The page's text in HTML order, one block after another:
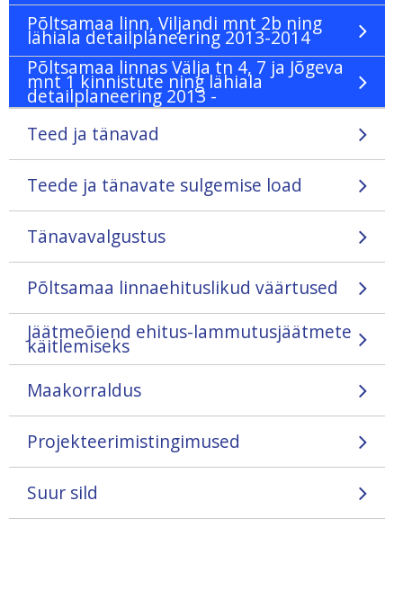
Põltsamaa linn, Viljandi mnt 2b ning
lähiala detailplaneering 2013-2014
Põltsamaa linnas Välja tn 4, 7 ja Jõgeva
mnt 1 kinnistute ning lähiala
detailplaneering 2013 -
Teed ja tänavad
Teede ja tänavate sulgemise load
Tänavavalgustus
Põltsamaa linnaehituslikud väärtused
Jäätmeõiend ehitus-lammutusjäätmete
käitlemiseks
Maakorraldus
Projekteerimistingimused
Suur sild